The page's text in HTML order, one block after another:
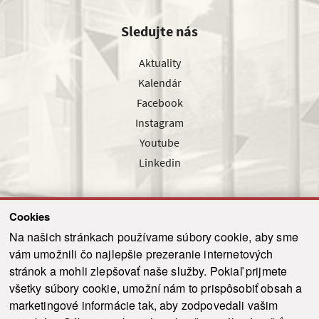
Cookies
Na našich stránkach používame súbory cookie, aby sme
vám umožnili čo najlepšie prezeranie internetových
stránok a mohli zlepšovať naše služby. Pokiaľ prijmete
všetky súbory cookie, umožní nám to prispôsobiť obsah a
marketingové informácie tak, aby zodpovedali vašim
Sledujte nás
Aktuality
Kalendár
Facebook
Instagram
Youtube
Linkedin
Odoslať